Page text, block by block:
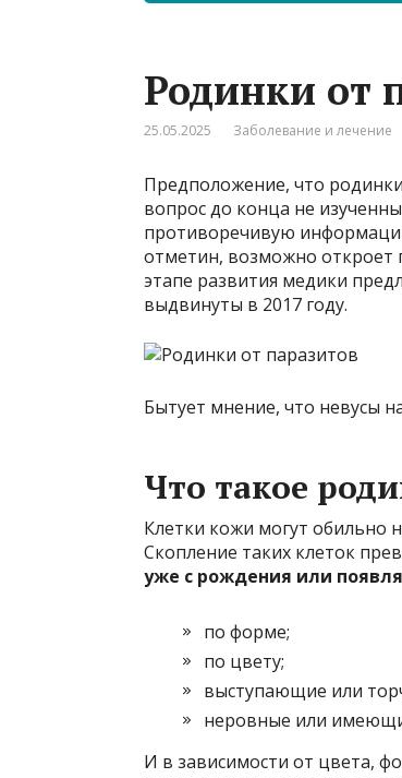
Родинки от
25.05.2025 Заболевание и лечение
Предположение, что
вопрос до конца не
противоречивую
отметин, возможно откроет
этапе развития медики
выдвинуты в 2017 году.
Бытует мнение, что невусы
Что такое
Клетки кожи могут обильно
Скопление таких клеток
уже с рождения или
по форме;
по цвету;
выступающие или
неровные или
И в зависимости от цвета,